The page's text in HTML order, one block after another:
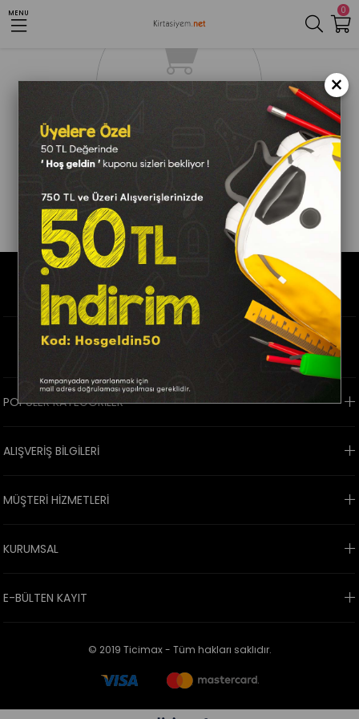
0
MENU
POPÜLER KATEGORİLER
ALIŞVERİŞ BİLGİLERİ
MÜŞTERİ HİZMETLERİ
KURUMSAL
E-BÜLTEN KAYIT
© 2019 Ticimax - Tüm hakları saklıdır.
×